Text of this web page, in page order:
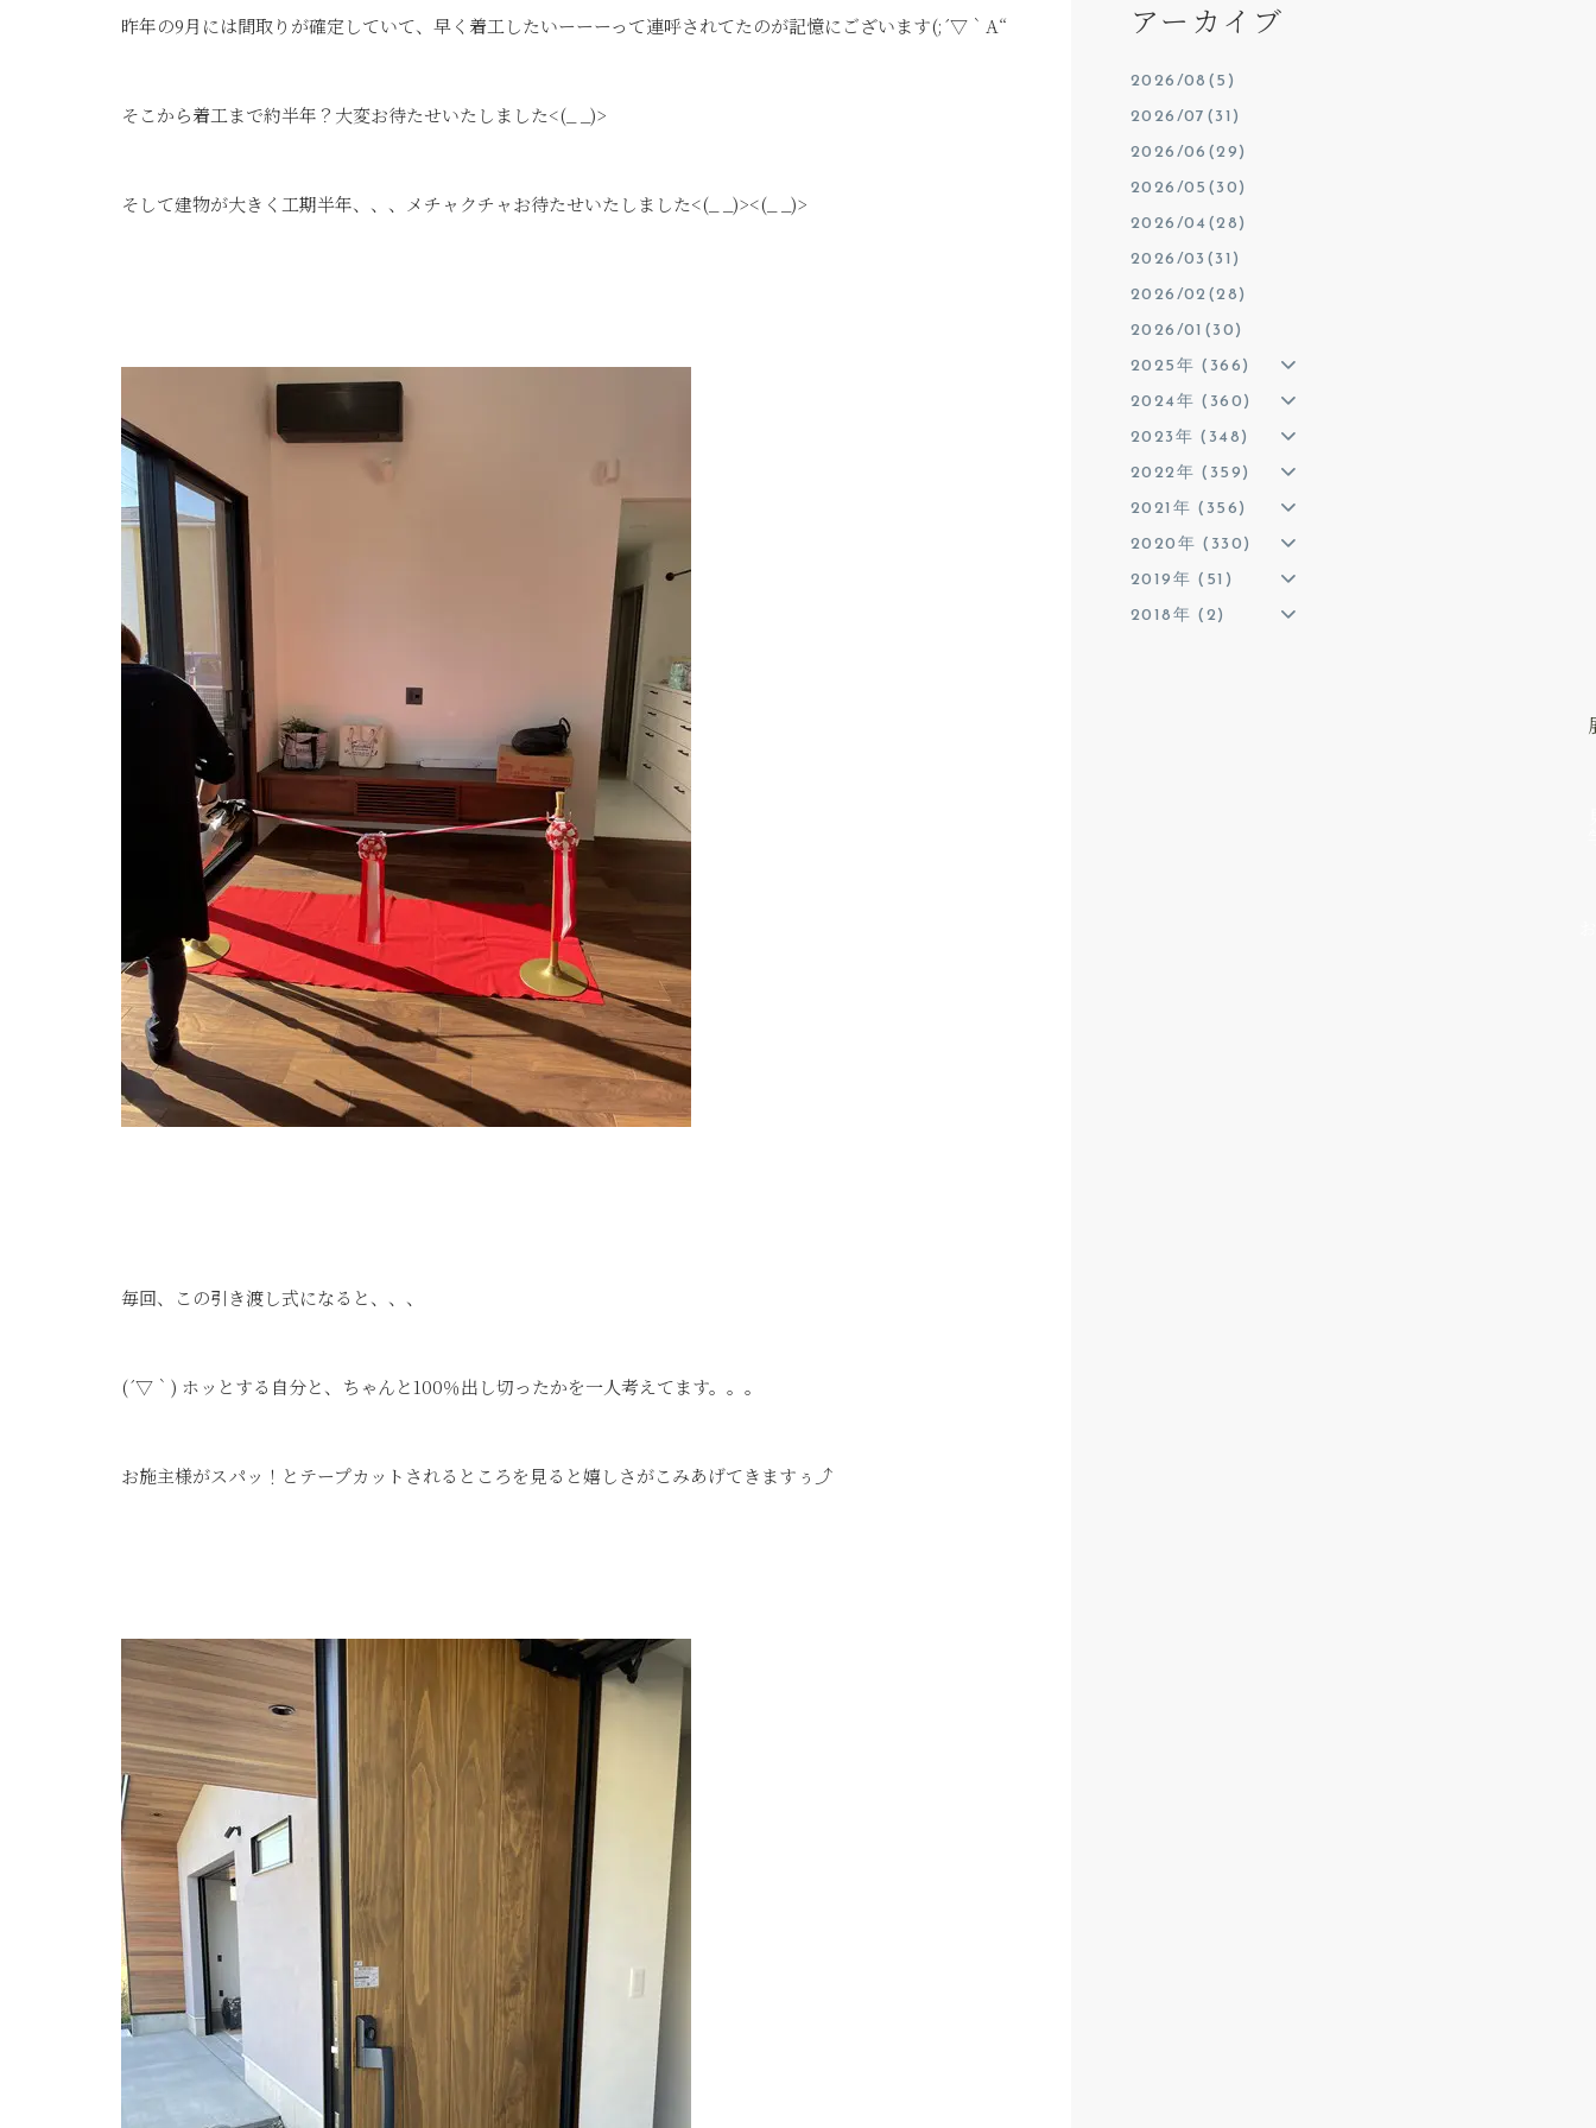
昨年の9月には間取りが確定していて、早く着工したいーーーって連呼されてたのが記憶にございます(;´▽｀A“
そこから着工まで約半年？大変お待たせいたしました<(_ _)>
そして建物が大きく工期半年、、、メチャクチャお待たせいたしました<(_ _)><(_ _)>
毎回、この引き渡し式になると、、、
(´▽｀) ホッとする自分と、ちゃんと100％出し切ったかを一人考えてます。。。
お施主様がスパッ！とテープカットされるところを見ると嬉しさがこみあげてきますぅ⤴
アーカイブ
2026/08(5)
2026/07(31)
2026/06(29)
2026/05(30)
2026/04(28)
2026/03(31)
2026/02(28)
2026/01(30)
2025年 (366)
2024年 (360)
2023年 (348)
2022年 (359)
2021年 (356)
2020年 (330)
2019年 (51)
2018年 (2)